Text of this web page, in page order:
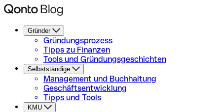
Gründer
Gründungsprozess
Tipps zu Finanzen
Tools und Gründungsgeschichten
Selbstständige
Management und Buchhaltung
Geschäftsentwicklung
Tipps und Tools
KMU